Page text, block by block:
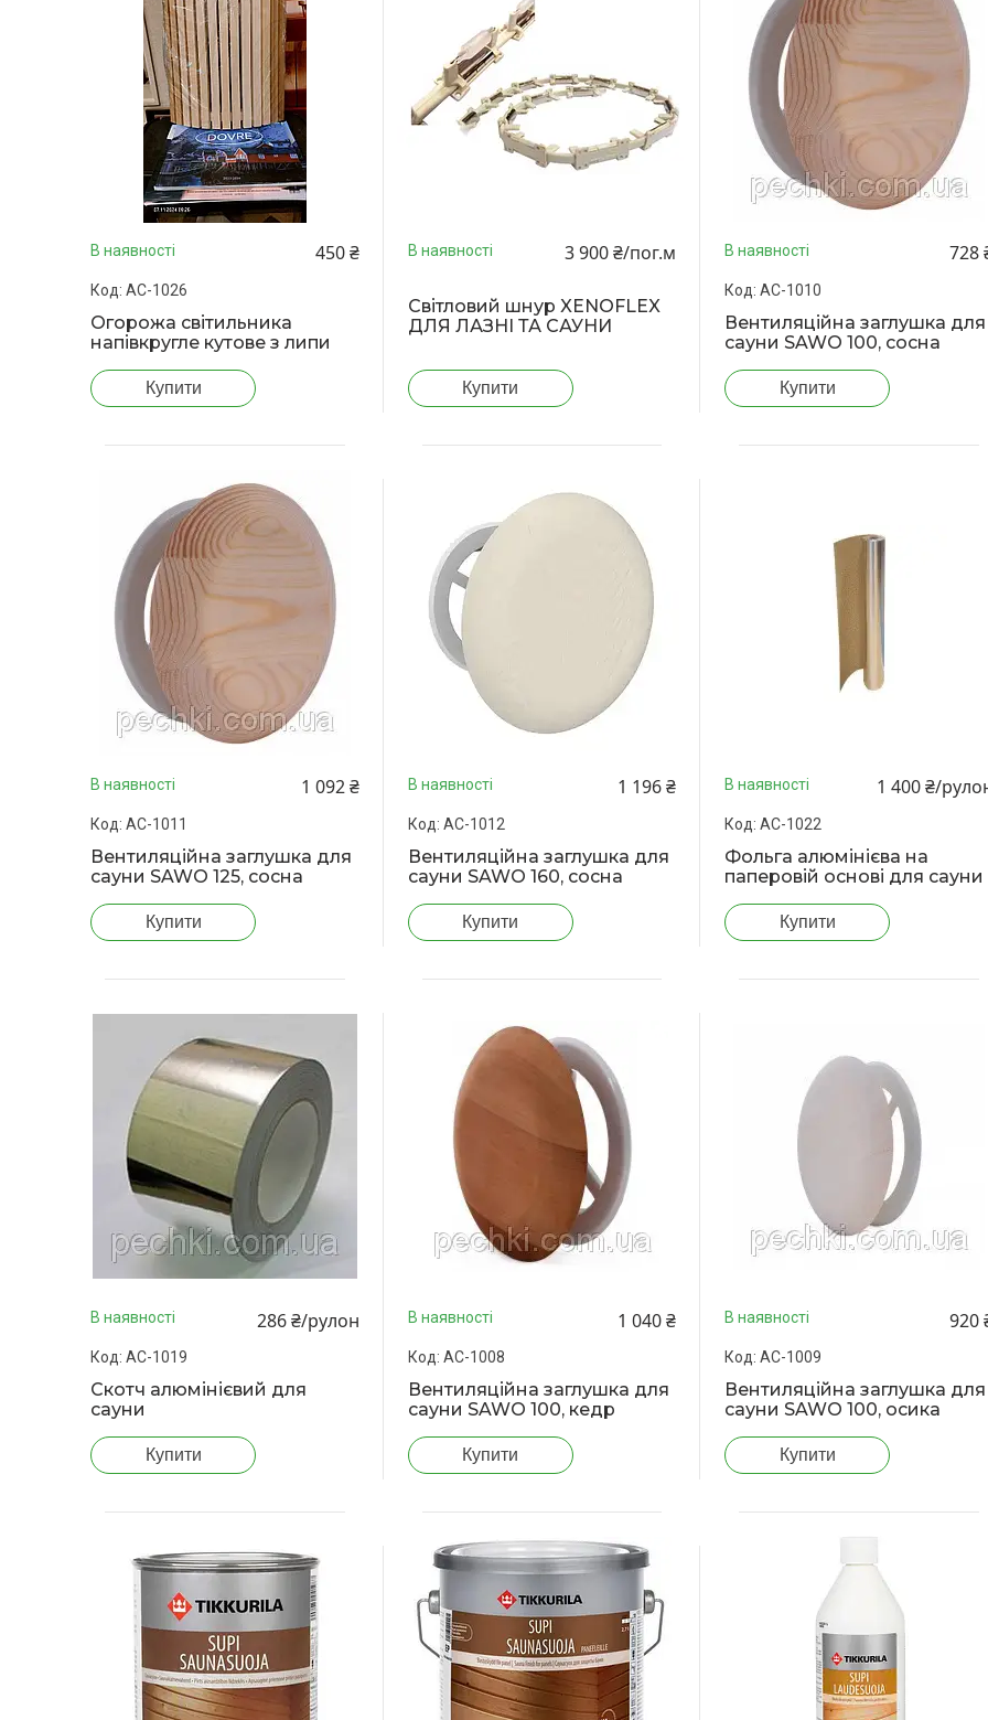
В наявності 450 ₴
АС-1026
Огорожа світильника
напівкругле кутове з липи
Купити
В наявності 3 900 ₴/пог.м
Світловий шнур XENOFLEX
ДЛЯ ЛАЗНІ ТА САУНИ
Купити
В наявності 728
АС-1010
Вентиляційна заглушка для
сауни SAWO 100, сосна
Купити
В наявності 1 092 ₴
АС-1011
Вентиляційна заглушка для
сауни SAWO 125, сосна
Купити
В наявності 1 196 ₴
АС-1012
Вентиляційна заглушка для
сауни SAWO 160, сосна
Купити
В наявності 1 400 ₴/
АС-1022
Фольга алюмінієва на
паперовій основі для сауни
Купити
В наявності 286 ₴/рулон
АС-1019
Скотч алюмінієвий для
сауни
Купити
В наявності 1 040 ₴
АС-1008
Вентиляційна заглушка для
сауни SAWO 100, кедр
Купити
В наявності 920
АС-1009
Вентиляційна заглушка для
сауни SAWO 100, осика
Купити